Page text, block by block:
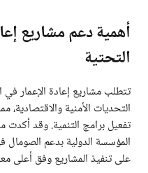
أهمية دعم مشاريع
التحتية
تتطلب مشاريع إعادة الإعمار
التحديات الأمنية
تفعيل برامج التنمية. وقد أكدت
المؤسسة الدولية بدعم الصومال
على تنفيذ المشاريع وفق أعلى